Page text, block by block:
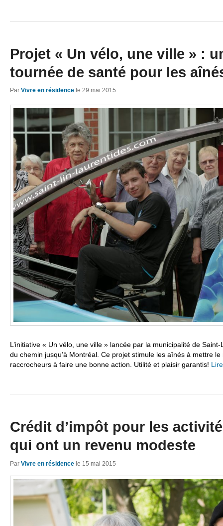
Projet « Un vélo, une ville » :
tournée de santé pour les
Par Vivre en résidence le 29 mai 2015
L’initiative « Un vélo, une ville » lancée par la municipalité de
du chemin jusqu’à Montréal. Ce projet stimule les aînés à mettre
raccrocheurs à faire une bonne action. Utilité et plaisir garantis!
Crédit d’impôt pour les
qui ont un revenu modeste
Par Vivre en résidence le 15 mai 2015